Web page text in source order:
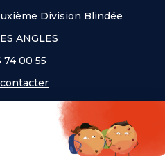
Division Blindée
ANGLES
74 00 55